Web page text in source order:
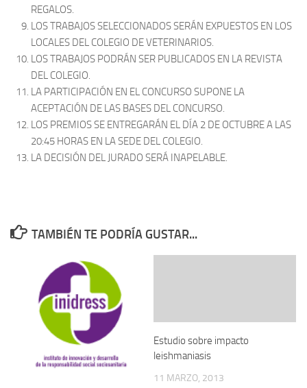
REGALOS.
LOS TRABAJOS SELECCIONADOS SERÁN EXPUESTOS EN LOS
LOCALES DEL COLEGIO DE VETERINARIOS.
LOS TRABAJOS PODRÁN SER PUBLICADOS EN LA REVISTA
DEL COLEGIO.
LA PARTICIPACIÓN EN EL CONCURSO SUPONE LA
ACEPTACIÓN DE LAS BASES DEL CONCURSO.
LOS PREMIOS SE ENTREGARÁN EL DÍA 2 DE OCTUBRE A LAS
20:45 HORAS EN LA SEDE DEL COLEGIO.
LA DECISIÓN DEL JURADO SERÁ INAPELABLE.
TAMBIÉN TE PODRÍA GUSTAR...
Estudio sobre impacto
leishmaniasis
11 MARZO, 2013